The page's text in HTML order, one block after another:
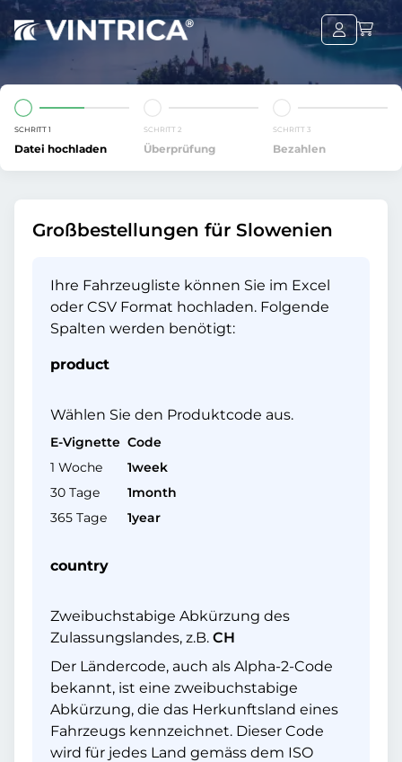
SCHRITT 1
Datei hochladen
SCHRITT 2
Überprüfung
SCHRITT 3
Bezahlen
Großbestellungen für Slowenien
Ihre Fahrzeugliste können Sie im Excel
oder CSV Format hochladen. Folgende
Spalten werden benötigt:
product
Wählen Sie den Produktcode aus.
E-Vignette Code
1 Woche
1week
30 Tage
1month
365 Tage
1year
country
Zweibuchstabige Abkürzung des
Zulassungslandes, z.B. CH
Der Ländercode, auch als Alpha-2-Code
bekannt, ist eine zweibuchstabige
Abkürzung, die das Herkunftsland eines
Fahrzeugs kennzeichnet. Dieser Code
wird für jedes Land gemäss dem ISO